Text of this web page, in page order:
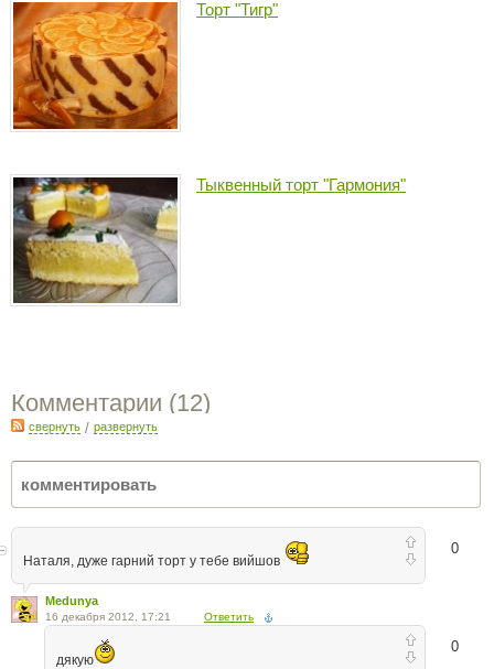
Торт "Тигр"
Тыквенный торт "Гармония"
Комментарии (12)
свернуть / развернуть
0
Наталя, дуже гарний торт у тебе вийшов
Medunya
16 декабря 2012, 17:21 Ответить
0
дякую